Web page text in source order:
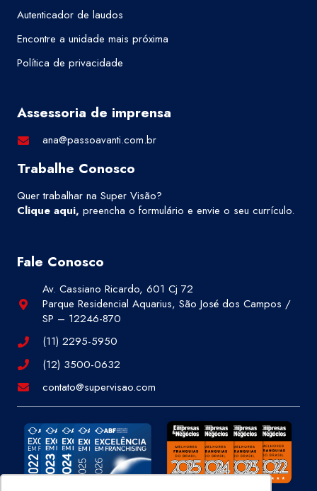
Autenticador de laudos
Encontre a unidade mais próxima
Política de privacidade
Assessoria de imprensa
ana@passoavanti.com.br
Trabalhe Conosco
Quer trabalhar na Super Visão?
Clique aqui, preencha o formulário e envie o seu currículo.
Fale Conosco
Av. Cassiano Ricardo, 601 Cj 72
Parque Residencial Aquarius, São José dos Campos /
SP – 12246-870
(11) 2295-5950
(12) 3500-0632
contato@supervisao.com